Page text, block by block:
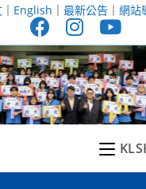
｜ English ｜ 最新公告｜ 網站